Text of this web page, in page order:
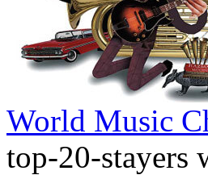
World Music
top-20-stayers